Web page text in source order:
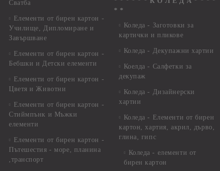
Сватба
Елементи от бирен картон -
Училище, Дипломиране и
Завършване
Елементи от бирен картон -
Бебшки и Детски елементи
Елементи от бирен картон -
Цветя и Животни
Елементи от бирен картон -
Стиймпънк и Мъжки
елементи
Елементи от бирен картон -
Пътешестия - море, планина
,транспорт
* *
Коледа - Заготовки за
картички и пликове
Коледа - Декупажни хартии
Коелда - Салфетки за
декупаж
Коледа - Дизайнерски
хартии
Коледа - Eлементи от бирен
картон, хартия, акрил, дърво,
глина, гипс
Коледа - елементи от
бирен картон